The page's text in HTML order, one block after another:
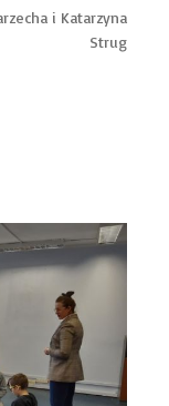
i Katarzyna
Strug